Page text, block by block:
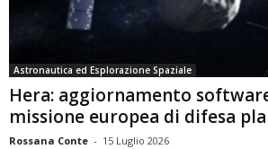
Astronautica ed Esplorazione Spaziale
Hera: aggiornamento
missione europea di difesa
Rossana Conte - 15 Luglio 2026